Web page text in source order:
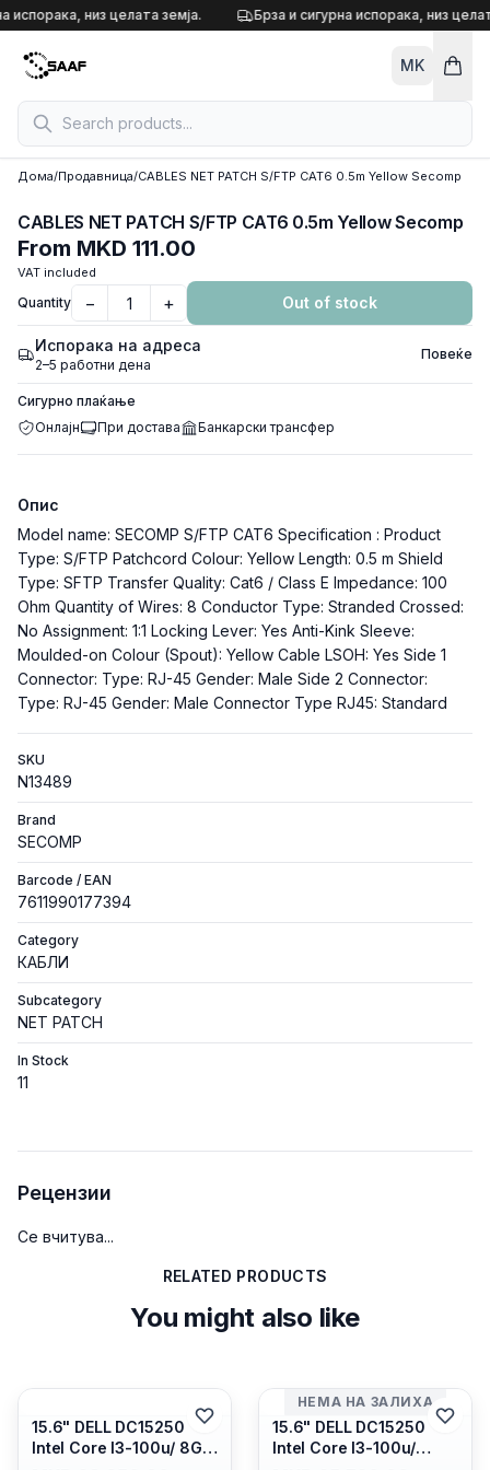
Skip to content
испорака, низ целата земја. Брза и сигурна испорака, низ
MK
Дома/Продавница/CABLES NET PATCH S/FTP CAT6 0.5m Yellow Secomp
CABLES NET PATCH S/FTP CAT6 0.5m Yellow Secomp
From MKD 111.00
VAT included
Quantity − + Out of stock
Испорака на адреса
2–5 работни дена
Повеќе
Сигурно плаќање
Онлајн
При достава Банкарски трансфер
Опис
Model name: SECOMP S/FTP CAT6 Specification : Product
Type: S/FTP Patchcord Colour: Yellow Length: 0.5 m Shield
Type: SFTP Transfer Quality: Cat6 / Class E Impedance: 100
Ohm Quantity of Wires: 8 Conductor Type: Stranded Crossed:
No Assignment: 1:1 Locking Lever: Yes Anti-Kink Sleeve:
Moulded-on Colour (Spout): Yellow Cable LSOH: Yes Side 1
Connector: Type: RJ-45 Gender: Male Side 2 Connector:
Type: RJ-45 Gender: Male Connector Type RJ45: Standard
SKU
N13489
Brand
SECOMP
Barcode / EAN
7611990177394
Category
КАБЛИ
Subcategory
NET PATCH
In Stock
11
Рецензии
Се вчитува...
RELATED PRODUCTS
You might also like
15.6" DELL DC15250
Intel Core I3-100u/ 8GB
НЕМА НА ЗАЛИХА
15.6" DELL DC15250
Intel Core I3-100u/